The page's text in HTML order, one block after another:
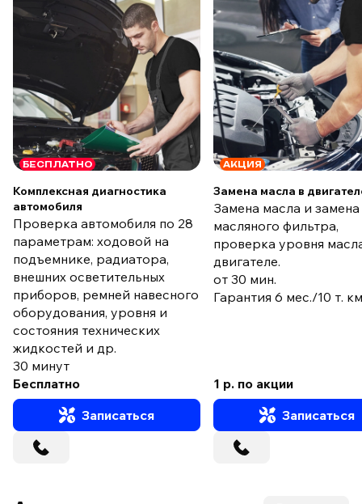
БЕСПЛАТНО
Комплексная диагностика
автомобиля
Проверка автомобиля по 28
параметрам: ходовой на
подъемнике, радиатора,
внешних осветительных
приборов, ремней навесного
оборудования, уровня и
состояния технических
жидкостей и др.
30 минут
Бесплатно
Записаться
АКЦИЯ
Замена масла в
Замена масла и замена
масляного фильтра,
проверка уровня
двигателе.
от 30 мин.
Гарантия 6 мес./10 т.
1 р. по акции
Записаться